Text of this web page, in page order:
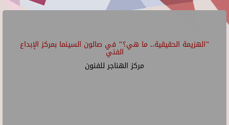
"الهزيمة الحقيقية.. ما هي؟" في صالون السينما بمركز الإبداع
الفني
مركز الهناجر للفنون